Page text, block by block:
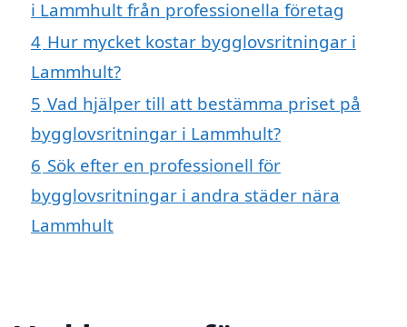
i Lammhult från professionella företag
4 Hur mycket kostar bygglovsritningar i
Lammhult?
5 Vad hjälper till att bestämma priset på
bygglovsritningar i Lammhult?
6 Sök efter en professionell för
bygglovsritningar i andra städer nära
Lammhult